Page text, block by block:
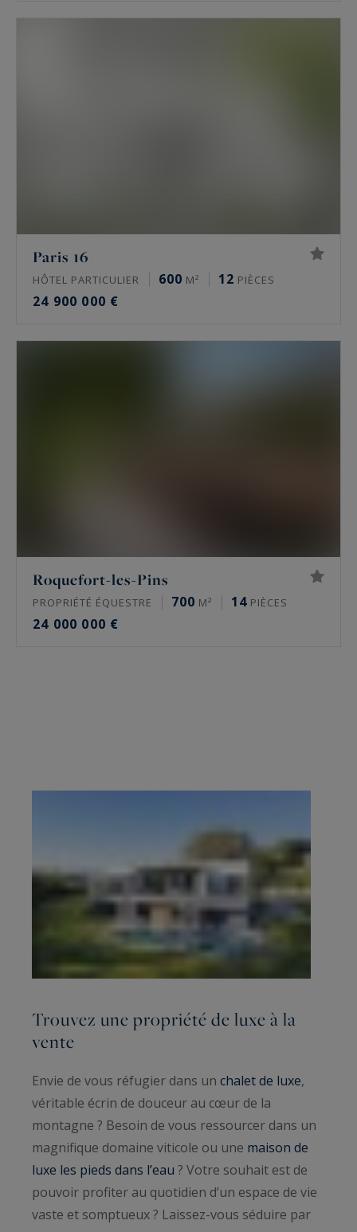
Paris 16
HÔTEL PARTICULIER 600 M² 12 PIÈCES
24 900 000 €
Roquefort-les-Pins
PROPRIÉTÉ ÉQUESTRE 700 M² 14 PIÈCES
24 000 000 €
Trouvez une propriété de luxe à la
vente
Envie de vous réfugier dans un chalet de luxe,
véritable écrin de douceur au cœur de la
montagne ? Besoin de vous ressourcer dans un
magnifique domaine viticole ou une maison de
luxe les pieds dans l’eau ? Votre souhait est de
pouvoir profiter au quotidien d’un espace de vie
vaste et somptueux ? Laissez-vous séduire par